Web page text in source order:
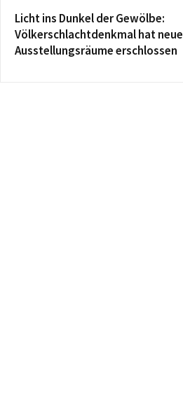
Licht ins Dunkel der Gewölbe:
Völkerschlachtdenkmal hat neue
Ausstellungsräume erschlossen